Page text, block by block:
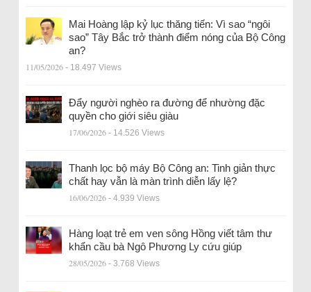
Mai Hoàng lập kỷ lục thăng tiến: Vì sao “ngôi
sao” Tây Bắc trở thành điểm nóng của Bộ Công
an?
11/05/2026 - 18.497 Views
Đẩy người nghèo ra đường để nhường đặc
quyền cho giới siêu giàu
17/06/2026 - 14.526 Views
Thanh lọc bộ máy Bộ Công an: Tinh giản thực
chất hay vẫn là màn trình diễn lấy lệ?
16/06/2026 - 4.939 Views
Hàng loạt trẻ em ven sông Hồng viết tâm thư
khẩn cầu bà Ngô Phương Ly cứu giúp
28/05/2026 - 3.768 Views